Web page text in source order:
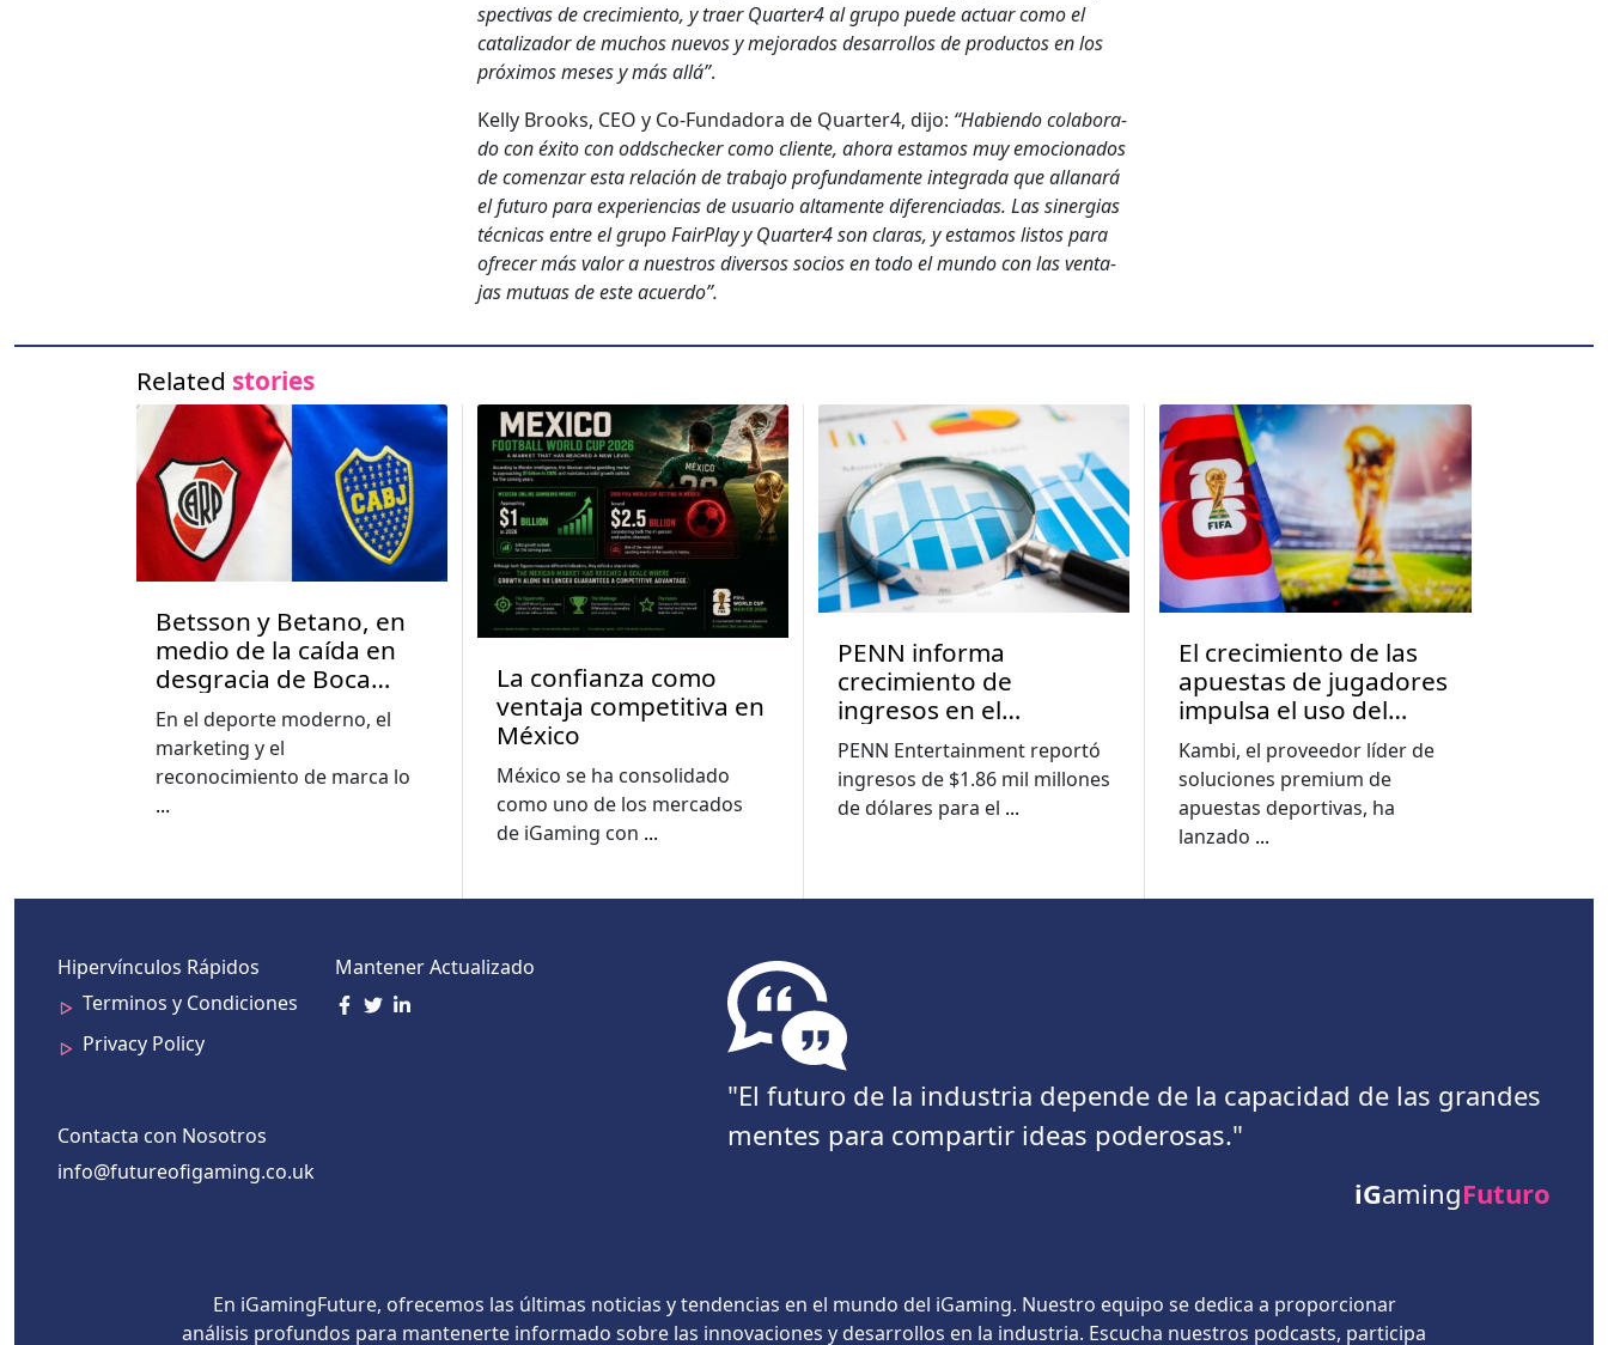
spec­ti­vas de crec­imien­to, y traer Quarter4 al grupo puede actu­ar como el
catal­izador de muchos nuevos y mejo­ra­dos desar­rol­los de pro­duc­tos en los
próx­i­mos meses y más allá”.
Kel­ly Brooks, CEO y Co-Fun­dado­ra de Quarter4, dijo: “Habi­en­do colab­o­ra­
do con éxi­to con odd­scheck­er como cliente, aho­ra esta­mos muy emo­ciona­dos
de comen­zar esta relación de tra­ba­jo pro­fun­da­mente integra­da que alla­nará
el futuro para expe­ri­en­cias de usuario alta­mente difer­en­ci­adas. Las sin­er­gias
téc­ni­cas entre el grupo Fair­Play y Quarter4 son claras, y esta­mos lis­tos para
ofre­cer más val­or a nue­stros diver­sos socios en todo el mun­do con las ven­ta­
jas mutuas de este acuer­do”.
Related stories
Betsson y Betano, en
medio de la caída en
desgracia de Boca
Juniors y River Plate en
Argentina
En el deporte moderno, el
marketing y el
reconocimiento de marca lo
...
La confianza como
ventaja competitiva en
México
México se ha consolidado
como uno de los mercados
de iGaming con ...
PENN informa
crecimiento de
ingresos en el
segundo trimestre a
medida que las
pérdidas digitales se
reducen
PENN Entertainment reportó
ingresos de $1.86 mil millones
de dólares para el ...
El crecimiento de las
apuestas de jugadores
impulsa el uso del
constructor de
apuestas a nuevos
niveles, muestra el
informe de la Copa del
Mundo de Kambi
Kambi, el proveedor líder de
soluciones premium de
apuestas deportivas, ha
lanzado ...
Hipervínculos Rápidos
Terminos y Condiciones
Privacy Policy
Mantener Actualizado
Contacta con Nosotros
info@futureofigaming.co.uk
"El futuro de la industria depende de la capacidad de las grandes
mentes para compartir ideas poderosas."
iGamingFuturo
En iGamingFuture, ofrecemos las últimas noticias y tendencias en el mundo del iGaming. Nuestro equipo se dedica a proporcionar
análisis profundos para mantenerte informado sobre las innovaciones y desarrollos en la industria. Escucha nuestros podcasts, participa